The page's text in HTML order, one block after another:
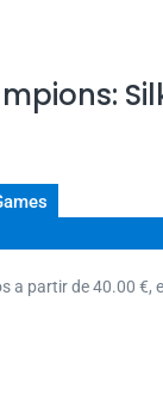
a partir de 40.00 €,